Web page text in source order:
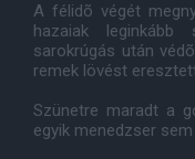
A félidõ végét
hazaiak leginkább
sarokrúgás után
remek lövést
Szünetre maradt a
egyik menedzser